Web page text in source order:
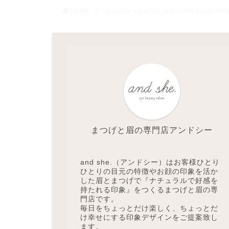
まつげと眉の専門店アンドシー
and she.（アンドシー）はお客様ひとり
ひとりの目元の特徴やお顔の印象を活か
した眉とまつげで『ナチュラルで好感を
持たれる印象』をつくるまつげと眉の専
門店です。
毎日をちょっとだけ楽しく、ちょっとだ
け幸せにする印象デザインをご提案致し
ます。